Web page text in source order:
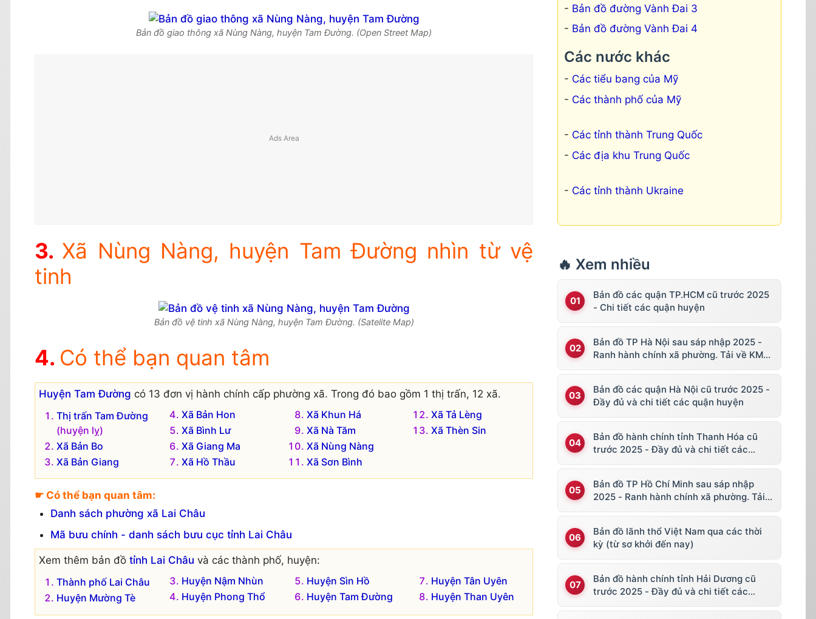
Bản đồ giao thông xã Nùng Nàng, huyện Tam Đường. (Open Street Map)
Xã Nùng Nàng, huyện Tam Đường nhìn từ vệ
tinh
Bản đồ vệ tinh xã Nùng Nàng, huyện Tam Đường. (Satelite Map)
Có thể bạn quan tâm
Huyện Tam Đường có 13 đơn vị hành chính cấp phường xã. Trong đó bao gồm 1 thị trấn, 12 xã.
Thị trấn Tam Đường
(huyện lỵ)
Xã Bản Bo
Xã Bản Giang
Xã Bản Hon
Xã Bình Lư
Xã Giang Ma
Xã Hồ Thầu
Xã Khun Há
Xã Nà Tăm
Xã Nùng Nàng
Xã Sơn Bình
Xã Tả Lèng
Xã Thèn Sin
☛ Có thể bạn quan tâm:
Danh sách phường xã Lai Châu
Mã bưu chính - danh sách bưu cục tỉnh Lai Châu
Xem thêm bản đồ tỉnh Lai Châu và các thành phố, huyện:
Thành phố Lai Châu
Huyện Mường Tè
Huyện Nậm Nhùn
Huyện Phong Thổ
Huyện Sìn Hồ
Huyện Tam Đường
Huyện Tân Uyên
Huyện Than Uyên
Bản đồ đường Vành Đai 3
Bản đồ đường Vành Đai 4
Các nước khác
Các tiểu bang của Mỹ
Các thành phố của Mỹ
Các tỉnh thành Trung Quốc
Các địa khu Trung Quốc
Các tỉnh thành Ukraine
🔥 Xem nhiều
Bản đồ các quận TP.HCM cũ trước 2025
- Chi tiết các quận huyện
Bản đồ TP Hà Nội sau sáp nhập 2025 -
Ranh hành chính xã phường. Tải về KML,
Bản đồ các quận Hà Nội cũ trước 2025 -
Đầy đủ và chi tiết các quận huyện
Bản đồ hành chính tỉnh Thanh Hóa cũ
trước 2025 - Đầy đủ và chi tiết các
Bản đồ TP Hồ Chí Minh sau sáp nhập
2025 - Ranh hành chính xã phường. Tải
Bản đồ lãnh thổ Việt Nam qua các thời
kỳ (từ sơ khởi đến nay)
Bản đồ hành chính tỉnh Hải Dương cũ
trước 2025 - Đầy đủ và chi tiết các